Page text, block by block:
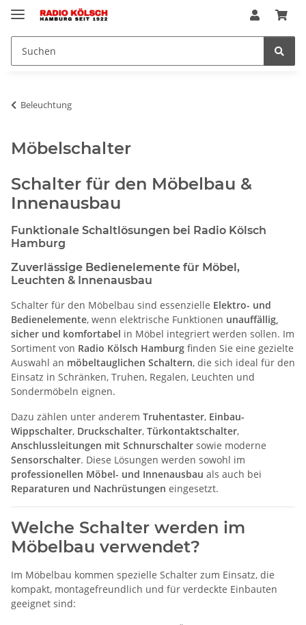
Beleuchtung
Möbelschalter
Schalter für den Möbelbau &
Innenausbau
Funktionale Schaltlösungen bei Radio Kölsch
Hamburg
Zuverlässige Bedienelemente für Möbel,
Leuchten & Innenausbau
Schalter für den Möbelbau sind essenzielle Elektro- und
Bedienelemente, wenn elektrische Funktionen unauffällig,
sicher und komfortabel in Möbel integriert werden sollen. Im
Sortiment von Radio Kölsch Hamburg finden Sie eine gezielte
Auswahl an möbeltauglichen Schaltern, die sich ideal für den
Einsatz in Schränken, Truhen, Regalen, Leuchten und
Sondermöbeln eignen.
Dazu zählen unter anderem Truhentaster, Einbau-
Wippschalter, Druckschalter, Türkontaktschalter,
Anschlussleitungen mit Schnurschalter sowie moderne
Sensorschalter. Diese Lösungen werden sowohl im
professionellen Möbel- und Innenausbau als auch bei
Reparaturen und Nachrüstungen eingesetzt.
Welche Schalter werden im
Möbelbau verwendet?
Im Möbelbau kommen spezielle Schalter zum Einsatz, die
kompakt, montagefreundlich und für verdeckte Einbauten
geeignet sind: